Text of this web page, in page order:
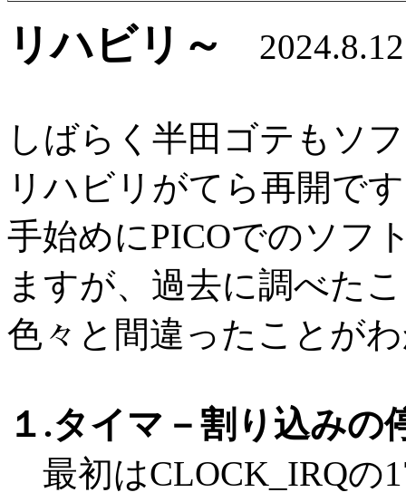
リハビリ～ 2024.8.12
しばらく半田ゴテもソ
リハビリがてら再開で
手始めにPICOでのソフ
ますが、過去に調べた
色々と間違ったことが
１.タイマ－割り込みの
最初はCLOCK_IRQの